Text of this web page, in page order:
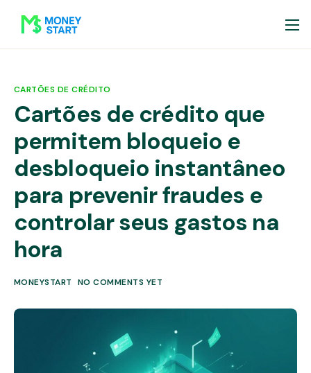
CARTÕES DE CRÉDITO
Cartões de crédito que
permitem bloqueio e
desbloqueio instantâneo
para prevenir fraudes e
controlar seus gastos na
hora
MONEYSTART NO COMMENTS YET